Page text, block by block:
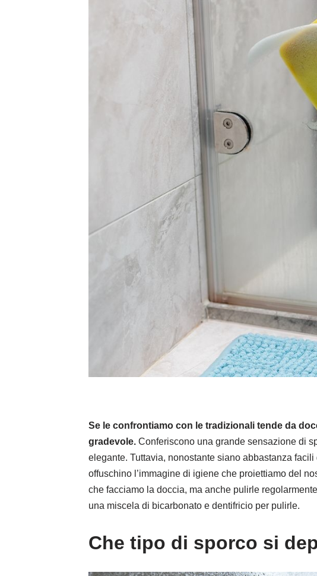
Se le confrontiamo con le tradizionali tende da
gradevole.Conferiscono una grande sensazione di
elegante. Tuttavia, nonostante siano abbastanza
offuschino l’immagine di igiene che proiettiamo del
che facciamo la doccia, ma anche pulirle
una miscela di bicarbonato e dentifricio per pulirle.
Che tipo di sporco si